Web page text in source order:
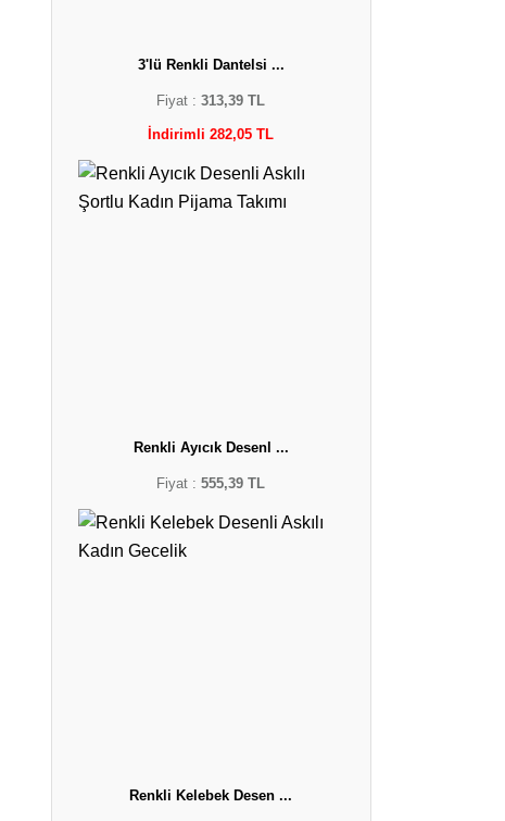
3'lü Renkli Dantelsi ...
Fiyat :313,39 TL
İndirimli 282,05 TL
Renkli Ayıcık Desenl ...
Fiyat :555,39 TL
Renkli Kelebek Desen ...